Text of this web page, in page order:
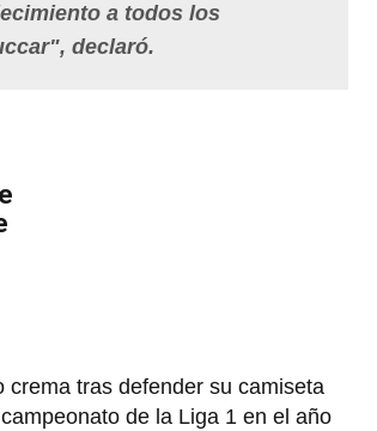
a todos los
declaró.
crema tras defender su camiseta
de la Liga 1 en el año